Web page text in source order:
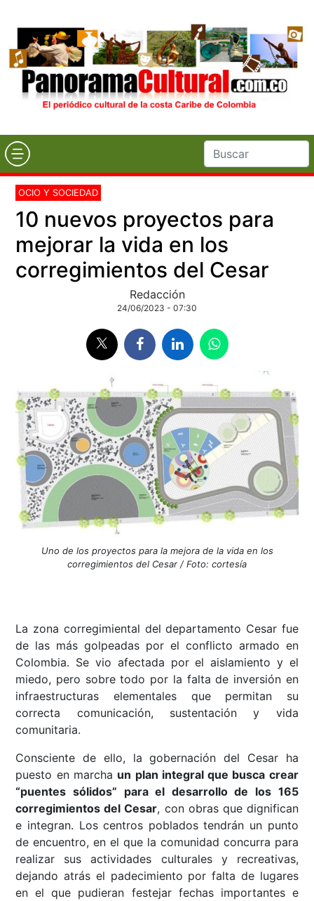
OCIO Y SOCIEDAD
10 nuevos proyectos para
mejorar la vida en los
corregimientos del Cesar
Redacción
24/06/2023 - 07:30
Uno de los proyectos para la mejora de la vida en los
corregimientos del Cesar / Foto: cortesía
La zona corregimiental del departamento Cesar fue
de las más golpeadas por el conflicto armado en
Colombia. Se vio afectada por el aislamiento y el
miedo, pero sobre todo por la falta de inversión en
infraestructuras elementales que permitan su
correcta comunicación, sustentación y vida
comunitaria.
Consciente de ello, la gobernación del Cesar ha
puesto en marcha un plan integral que busca crear
“puentes sólidos” para el desarrollo de los 165
corregimientos del Cesar, con obras que dignifican
e integran. Los centros poblados tendrán un punto
de encuentro, en el que la comunidad concurra para
realizar sus actividades culturales y recreativas,
dejando atrás el padecimiento por falta de lugares
en el que pudieran festejar fechas importantes e